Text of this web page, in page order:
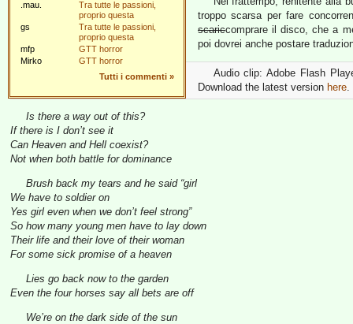
.mau.
Tra tutte le passioni,
proprio questa
gs
Tra tutte le passioni,
proprio questa
mfp
GTT horror
Mirko
GTT horror
Tutti i commenti »
troppo scarsa per fare
scariccomprare il disco, che a
poi dovrei anche postare
Audio clip: Adobe Flash
Download the latest version here.
Is there a way out of this?
If there is I don’t see it
Can Heaven and Hell coexist?
Not when both battle for dominance
Brush back my tears and he said “girl
We have to soldier on
Yes girl even when we don’t feel strong”
So how many young men have to lay down
Their life and their love of their woman
For some sick promise of a heaven
Lies go back now to the garden
Even the four horses say all bets are off
We’re on the dark side of the sun